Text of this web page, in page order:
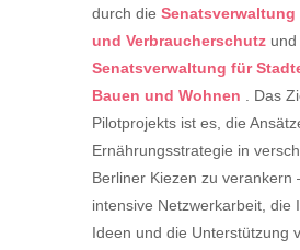
durch die
und Verbraucherschutz und
Senatsverwaltung für
Bauen und Wohnen . Das
Pilotprojekts ist es, die
Ernährungsstrategie in
Berliner Kiezen zu verankern
intensive Netzwerkarbeit, die
Ideen und die Unterstützung